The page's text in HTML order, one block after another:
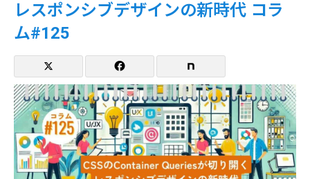
レスポンシブデザインの新時代 コラ
ム#125